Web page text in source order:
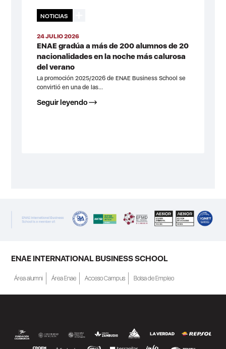
NOTICIAS
24 JULIO 2026
ENAE gradúa a más de 200 alumnos de 20
nacionalidades en la noche más calurosa
del verano
La promoción 2025/2026 de ENAE Business School se
convirtió en una de las...
Seguir leyendo
ENAE INTERNATIONAL BUSINESS SCHOOL
Área alumni Área Enae Acceso Campus Bolsa de Empleo